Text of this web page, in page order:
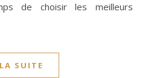
de choisir les meilleurs
SUITE